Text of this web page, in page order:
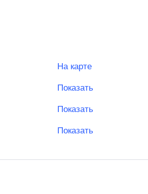
На карте
Показать
Показать
Показать